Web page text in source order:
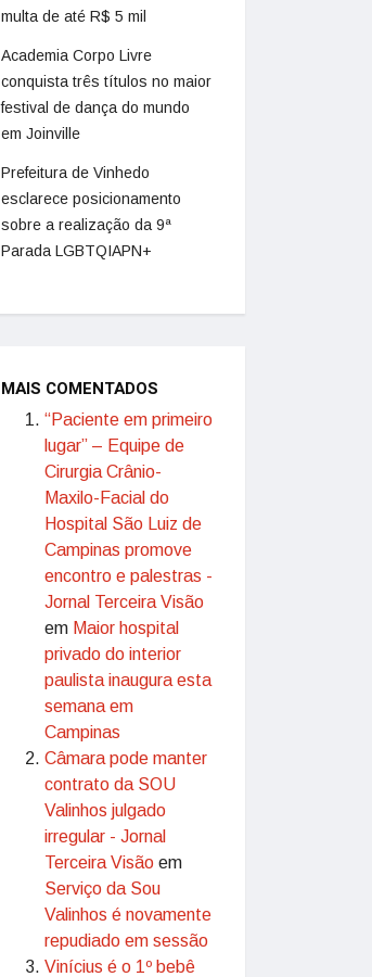
multa de até R$ 5 mil
Academia Corpo Livre
conquista três títulos no maior
festival de dança do mundo
em Joinville
Prefeitura de Vinhedo
esclarece posicionamento
sobre a realização da 9ª
Parada LGBTQIAPN+
MAIS COMENTADOS
“Paciente em primeiro
lugar” – Equipe de
Cirurgia Crânio-
Maxilo-Facial do
Hospital São Luiz de
Campinas promove
encontro e palestras -
Jornal Terceira Visão
em Maior hospital
privado do interior
paulista inaugura esta
semana em
Campinas
Câmara pode manter
contrato da SOU
Valinhos julgado
irregular - Jornal
Terceira Visão em
Serviço da Sou
Valinhos é novamente
repudiado em sessão
Vinícius é o 1º bebê